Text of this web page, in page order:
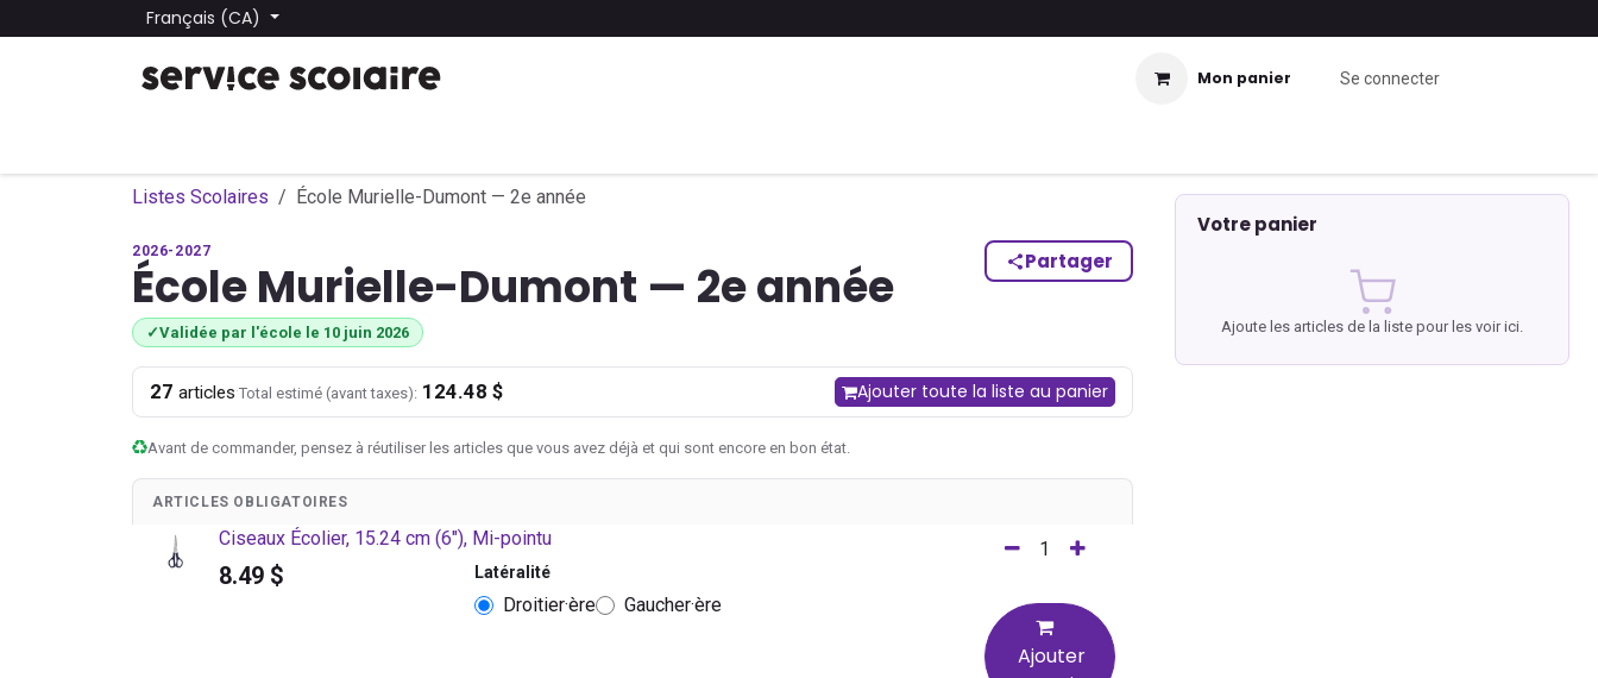
Se rendre au contenuFrançais (CA)
Mon panier Se connecter
Listes Scolaires École Murielle-Dumont — 2e année
2026-2027
École Murielle-Dumont — 2e année Partager
✓Validée par l'école le 10 juin 2026
27 articles·Total estimé (avant taxes): 124.48 $ Ajouter toute la liste au panier
Avant de commander, pensez à réutiliser les articles que vous avez déjà et qui sont encore en bon état.
ARTICLES OBLIGATOIRES
Ciseaux Écolier, 15.24 cm (6"), Mi-pointu
8.49 $ Latéralité
Droitier·ère Gaucher·ère
Ajouter
Votre panier
Ajoute les articles de la liste pour les voir ici.